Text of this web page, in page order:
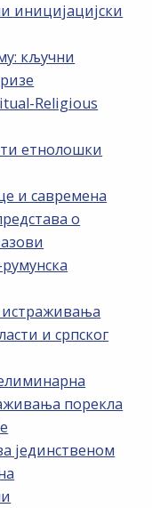
иницијацијски
кључни
Religious
етнолошки
и савремена
о
и српског
порекла
јединственом